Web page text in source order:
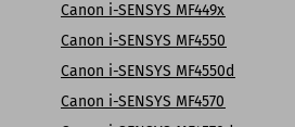
Canon i-SENSYS MF449x
Canon i-SENSYS MF4550
Canon i-SENSYS MF4550d
Canon i-SENSYS MF4570